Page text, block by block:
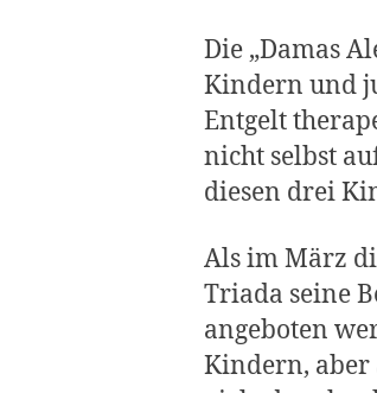
Die „Damas
Kindern und
Entgelt
nicht selbst
diesen drei
Als im März
Triada seine
angeboten
Kindern, aber